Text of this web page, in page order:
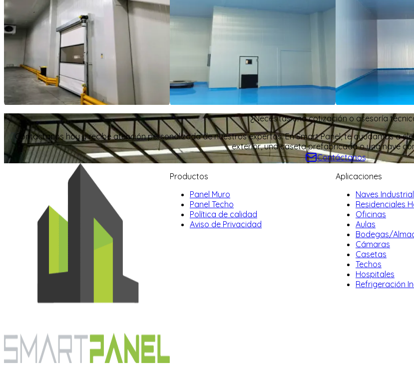
¿Necesitas una cotización o asesoría
Contáctanos hoy y recibe atención personalizada de nuestros expertos. En Smart Panel, te ayudamos a
exterior, una caseta prefabricada o una nave
Contáctanos
Productos
Panel Muro
Panel Techo
Política de calidad
Aviso de Privacidad
Aplicaciones
Naves
Residenciales
Oficinas
Aulas
Bodegas/
Cámaras
Casetas
Techos
Hospitales
Refrigeración